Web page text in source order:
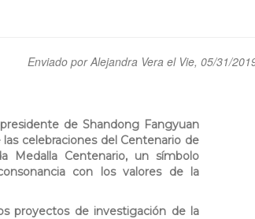
Enviado porAlejandra Verael Vie, 05/31/
de Shandong Fangyuan
celebraciones del Centenario de
Medalla Centenario, un símbolo
con los valores de la
proyectos de investigación de la